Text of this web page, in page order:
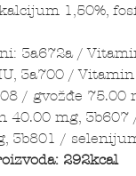
1,50%,
3a672a /
3a700 /
/ gvožđe 75.00
40.00 mg, 3b607
3b801 /
292kcal